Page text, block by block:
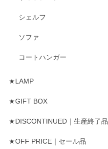
シェルフ
ソファ
コートハンガー
★LAMP
★GIFT BOX
★DISCONTINUED｜生産終了品
★OFF PRICE｜セール品